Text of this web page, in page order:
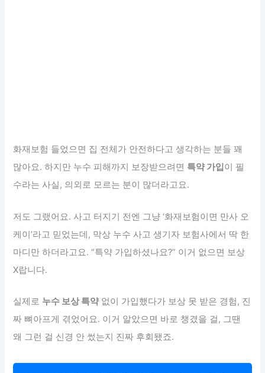
화재보험 들었으면 집 전체가 안전하다고 생각하는 분들 꽤
많아요. 하지만 누수 피해까지 보장받으려면 특약 가입 이 필
수라는 사실, 의외로 모르는 분이 많더라고요.
저도 그랬어요. 사고 터지기 전엔 그냥 ‘화재보험이면 만사 오
케이’라고 믿었는데, 막상 누수 사고 생기자 보험사에서 딱 한
마디만 하더라고요. “특약 가입하셨나요?” 이거 없으면 보상
X랍니다.
실제로 누수 보상 특약없이 가입했다가 보상 못 받은 경험, 진
짜 뼈아프게 겪었어요. 이거 알았으면 바로 챙겼을 걸, 그땐
왜 그런 걸 신경 안 썼는지 진짜 후회됐죠.